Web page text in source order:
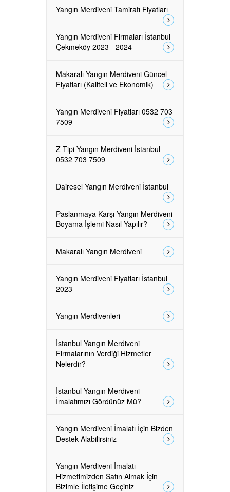
Yangın Merdiveni Tamiratı Fiyatları
Yangın Merdiveni Firmaları İstanbul
Çekmeköy 2023 - 2024
Makaralı Yangın Merdiveni Güncel
Fiyatları (Kaliteli ve Ekonomik)
Yangın Merdiveni Fiyatları 0532 703
7509
Z Tipi Yangın Merdiveni İstanbul
0532 703 7509
Dairesel Yangın Merdiveni İstanbul
Paslanmaya Karşı Yangın Merdiveni
Boyama İşlemi Nasıl Yapılır?
Makaralı Yangın Merdiveni
Yangın Merdiveni Fiyatları İstanbul
2023
Yangın Merdivenleri
İstanbul Yangın Merdiveni
Firmalarının Verdiği Hizmetler
Nelerdir?
İstanbul Yangın Merdiveni
İmalatımızı Gördünüz Mü?
Yangın Merdiveni İmalatı İçin Bizden
Destek Alabilirsiniz
Yangın Merdiveni İmalatı
Hizmetimizden Satın Almak İçin
Bizimle İletişime Geçiniz